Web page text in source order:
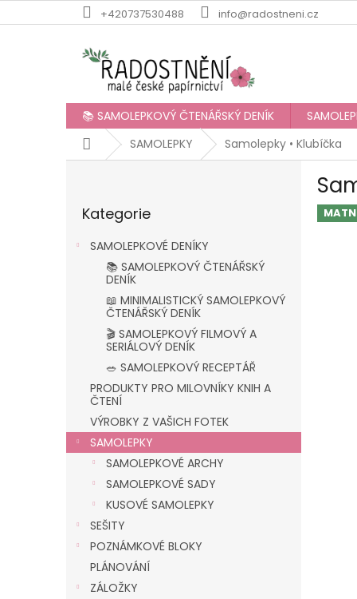
na
+420737530488 info@radostneni.cz
📚 SAMOLEPKOVÝ ČTENÁŘSKÝ DENÍK
DomůSAMOLEPKY Samolepky • Klubíčka
kategorie
Kategorie
SAMOLEPKOVÉ DENÍKY
📚 SAMOLEPKOVÝ ČTENÁŘSKÝ
DENÍK
📖 MINIMALISTICKÝ SAMOLEPKOVÝ
ČTENÁŘSKÝ DENÍK
🎬 SAMOLEPKOVÝ FILMOVÝ A
SERIÁLOVÝ DENÍK
🥗 SAMOLEPKOVÝ RECEPTÁŘ
PRODUKTY PRO MILOVNÍKY KNIH A
ČTENÍ
VÝROBKY Z VAŠICH FOTEK
SAMOLEPKY
SAMOLEPKOVÉ ARCHY
SAMOLEPKOVÉ SADY
KUSOVÉ SAMOLEPKY
SEŠITY
POZNÁMKOVÉ BLOKY
PLÁNOVÁNÍ
ZÁLOŽKY